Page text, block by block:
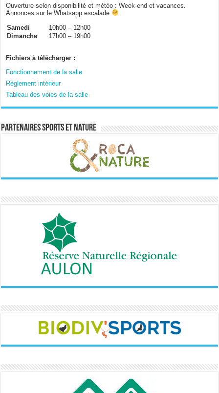
Ouverture selon disponibilité et météo : Week-end et vacances.
Annonces sur le Whatsapp escalade
Samedi
10h00 – 12h00
Dimanche
17h00 – 19h00
Fichiers à télécharger :
Fonctionnement de la salle
Règlement intérieur
Tableau des voies de la salle
Partenaires sports et nature